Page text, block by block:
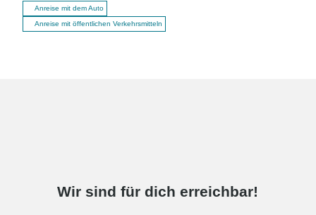
Anreise mit dem Auto
Anreise mit öffentlichen Verkehrsmitteln
Wir sind für dich erreichbar!